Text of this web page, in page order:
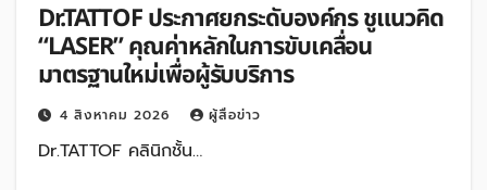
Dr.TATTOF ประกาศยกระดับองค์กร ชูแนวคิด
“LASER” คุณค่าหลักในการขับเคลื่อน
มาตรฐานใหม่เพื่อผู้รับบริการ
4 สิงหาคม 2026 ผู้สื่อข่าว
Dr.TATTOF คลินิกชั้น…